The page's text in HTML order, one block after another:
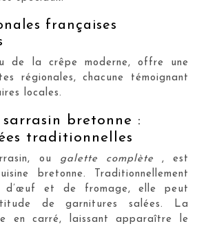
françaises
de la crêpe moderne, offre une
régionales, chacune témoignant
locales.
bretonne :
traditionnelles
ou galette complète , est
bretonne. Traditionnellement
d’œuf et de fromage, elle peut
de garnitures salées. La
en carré, laissant apparaître le